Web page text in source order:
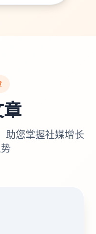
助您掌握社媒增长